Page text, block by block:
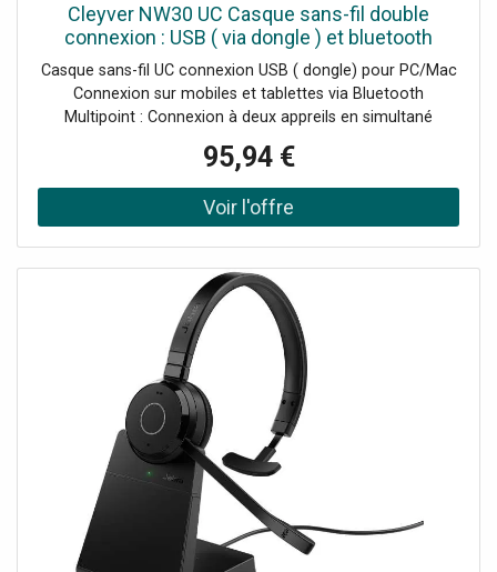
Cleyver NW30 UC Casque sans-fil double
connexion : USB ( via dongle ) et bluetooth
Casque sans-fil UC connexion USB ( dongle) pour PC/Mac
Connexion sur mobiles et tablettes via Bluetooth
Multipoint : Connexion à deux appreils en simultané
circonstances Serre-tête reglable et oreillettes simili-cuir
Version Mono: pour garder le contact avec son entourage
Portée 30 mètres Compatible tout softphone Profitez
95,94 €